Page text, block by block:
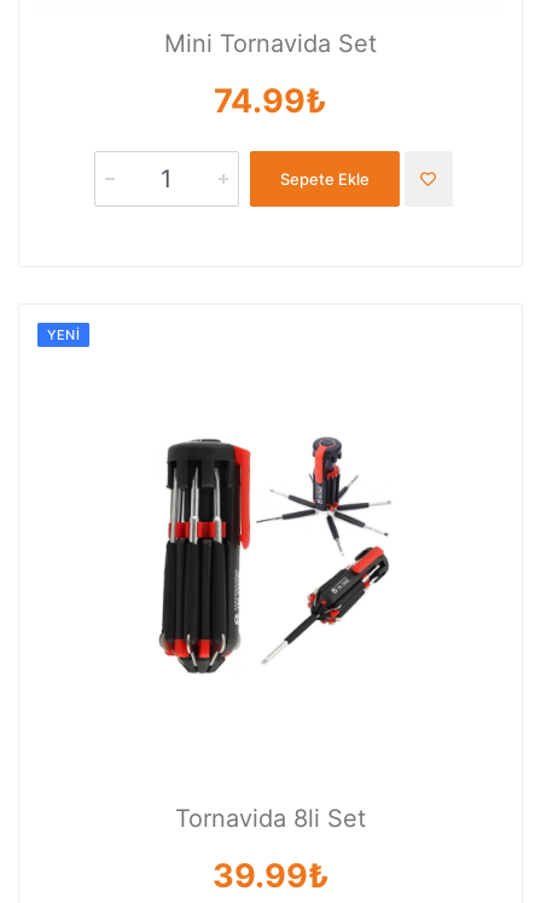
Mini Tornavida Set
74.99₺
Sepete Ekle
YENI
Tornavida 8li Set
39.99₺